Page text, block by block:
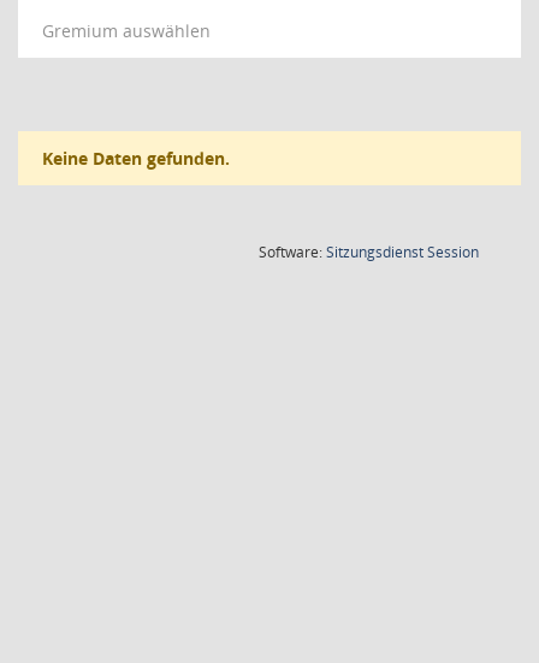
Gremium auswählen
Keine Daten gefunden.
Software:SitzungsdienstSession(Wird in